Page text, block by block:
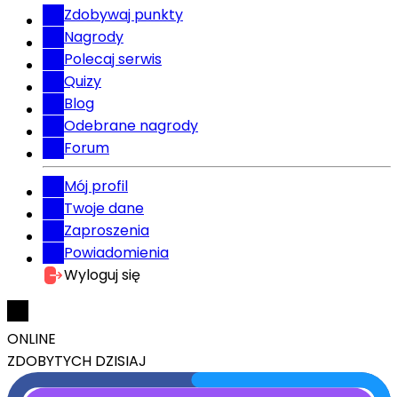
Zdobywaj punkty
Nagrody
Polecaj serwis
Quizy
Blog
Odebrane nagrody
Forum
Mój profil
Twoje dane
Zaproszenia
Powiadomienia
Wyloguj się
ONLINE
ZDOBYTYCH DZISIAJ